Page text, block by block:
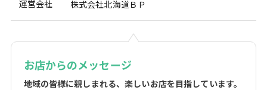
運営会社 株式会社北海道ＢＰ
お店からのメッセージ
地域の皆様に親しまれる、楽しいお店を目指しています。